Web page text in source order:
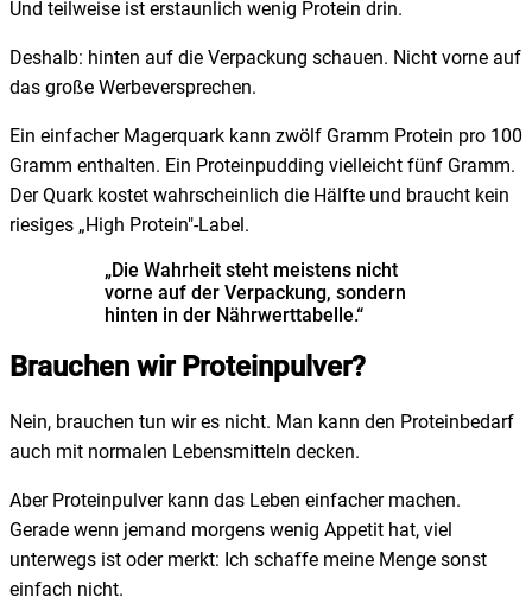
Und teilweise ist erstaunlich wenig Protein drin.
Deshalb: hinten auf die Verpackung schauen. Nicht vorne auf
das große Werbeversprechen.
Ein einfacher Magerquark kann zwölf Gramm Protein pro 100
Gramm enthalten. Ein Proteinpudding vielleicht fünf Gramm.
Der Quark kostet wahrscheinlich die Hälfte und braucht kein
riesiges „High Protein"-Label.
„Die Wahrheit steht meistens nicht
vorne auf der Verpackung, sondern
hinten in der Nährwerttabelle.“
Brauchen wir Proteinpulver?
Nein, brauchen tun wir es nicht. Man kann den Proteinbedarf
auch mit normalen Lebensmitteln decken.
Aber Proteinpulver kann das Leben einfacher machen.
Gerade wenn jemand morgens wenig Appetit hat, viel
unterwegs ist oder merkt: Ich schaffe meine Menge sonst
einfach nicht.